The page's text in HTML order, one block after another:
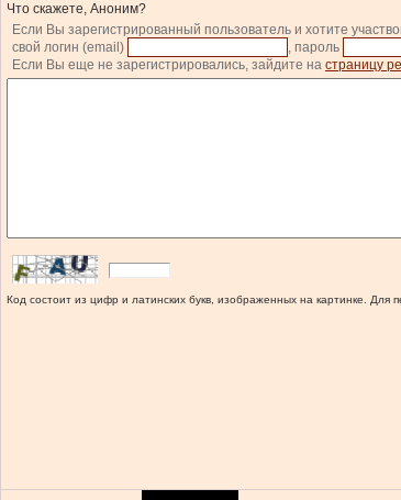
Что скажете, Аноним?
Если Вы зарегистрированный пользователь и хотите
свой логин (email)
, пароль
Если Вы еще не зарегистрировались, зайдите на страницу
Код состоит из цифр и латинских букв, изображенных на картинке. Для